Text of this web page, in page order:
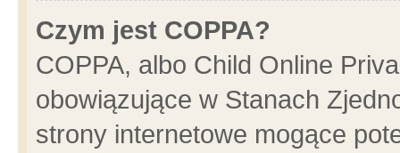
Czym jest COPPA?
COPPA, albo Child Online
obowiązujące w Stanach
strony internetowe mogące